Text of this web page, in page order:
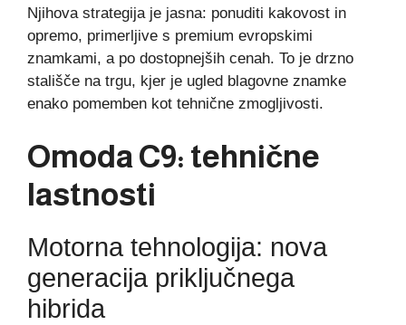
Njihova strategija je jasna: ponuditi kakovost in
opremo, primerljive s premium evropskimi
znamkami, a po dostopnejših cenah. To je drzno
stališče na trgu, kjer je ugled blagovne znamke
enako pomemben kot tehnične zmogljivosti.
Omoda C9: tehnične
lastnosti
Motorna tehnologija: nova
generacija priključnega
hibrida